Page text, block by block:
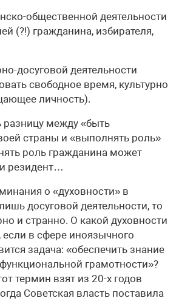
общественной деятельности
(?!) гражданина, избирателя,
досуговой деятельности
свободное время, культурно
личность).
разницу между «быть
страны и «выполнять роль»
роль гражданина может
резидент…
о «духовности» в
досуговой деятельности, то
и странно. О какой духовности
в сфере иноязычного
задача: «обеспечить знание
грамотности»?
термин взят из 20-х годов
Советская власть поставила